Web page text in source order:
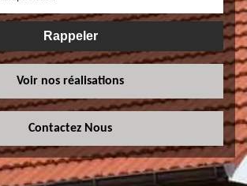
Voir nos réalisations
Contactez Nous